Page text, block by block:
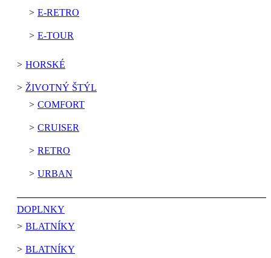
E-RETRO
E-TOUR
HORSKÉ
ŽIVOTNÝ ŠTÝL
COMFORT
CRUISER
RETRO
URBAN
DOPLNKY
BLATNÍKY
BLATNÍKY